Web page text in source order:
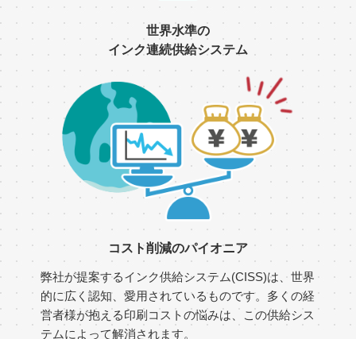
世界水準の
インク連続供給システム
コスト削減のパイオニア
弊社が提案するインク供給システム(CISS)は、世界
的に広く認知、愛用されているものです。多くの経
営者様が抱える印刷コストの悩みは、この供給シス
テムによって解消されます。